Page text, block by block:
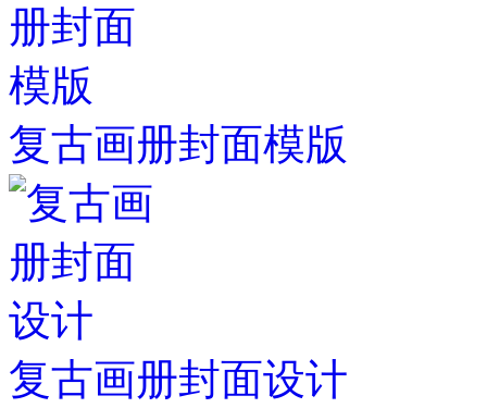
复古画册封面模版
复古画册封面设计